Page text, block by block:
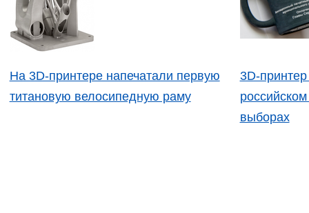
На 3D-принтере напечатали первую
титановую велосипедную раму
3D-
выборах